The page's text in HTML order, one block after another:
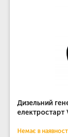
Дизельний
електростарт
Немає в